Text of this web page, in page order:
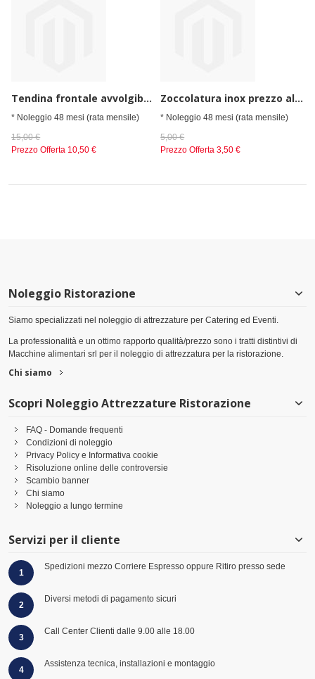
Tendina frontale avvolgibile
* Noleggio 48 mesi (rata mensile)
15,00 €
Prezzo Offerta 10,50 €
Zoccolatura inox prezzo al m lineare
* Noleggio 48 mesi (rata mensile)
5,00 €
Prezzo Offerta 3,50 €
Noleggio Ristorazione
Siamo specializzati nel noleggio di attrezzature per Catering ed Eventi.
La professionalità e un ottimo rapporto qualità/prezzo sono i tratti distintivi di
Macchine alimentari srl per il noleggio di attrezzatura per la ristorazione.
Chi siamo
Scopri Noleggio Attrezzature Ristorazione
FAQ - Domande frequenti
Condizioni di noleggio
Privacy Policy e Informativa cookie
Risoluzione online delle controversie
Scambio banner
Chi siamo
Noleggio a lungo termine
Servizi per il cliente
1
Spedizioni mezzo Corriere Espresso oppure Ritiro presso sede
2
Diversi metodi di pagamento sicuri
3
Call Center Clienti dalle 9.00 alle 18.00
4
Assistenza tecnica, installazioni e montaggio